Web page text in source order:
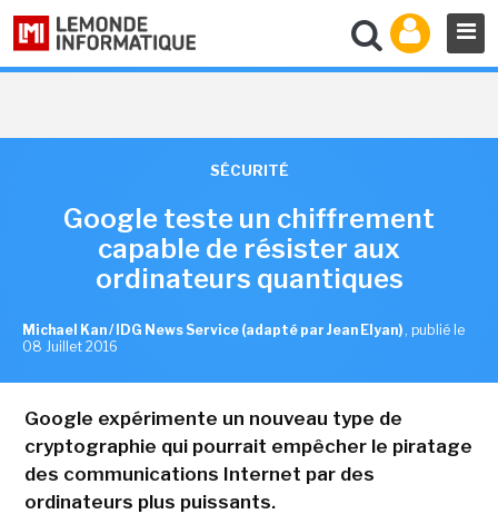
SÉCURITÉ
Google teste un chiffrement
capable de résister aux
ordinateurs quantiques
Michael Kan / IDG News Service (adapté par Jean Elyan) , publié le
08 Juillet 2016
Google expérimente un nouveau type de
cryptographie qui pourrait empêcher le piratage
des communications Internet par des
ordinateurs plus puissants.